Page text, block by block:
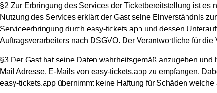
§2 Zur Erbringung des Services der Ticketbereitstellung ist es
Nutzung des Services erklärt der Gast seine Einverständnis
Serviceerbringung durch easy-tickets.app und dessen
Auftragsverarbeiters nach DSGVO. Der Verantwortliche für die
§3 Der Gast hat seine Daten wahrheitsgemäß anzugeben
Mail Adresse, E-Mails von easy-tickets.app zu empfangen.
easy-tickets.app übernimmt keine Haftung für Schäden